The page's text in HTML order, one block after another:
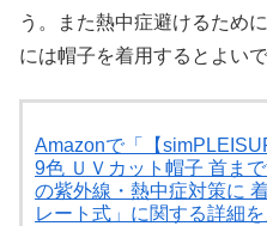
う。また熱中症避けるため
には帽子を着用するとよいで
Amazonで「【
9色 ＵＶカット帽子 首ま
の紫外線・熱中症対策に
レート式」に関する詳細を